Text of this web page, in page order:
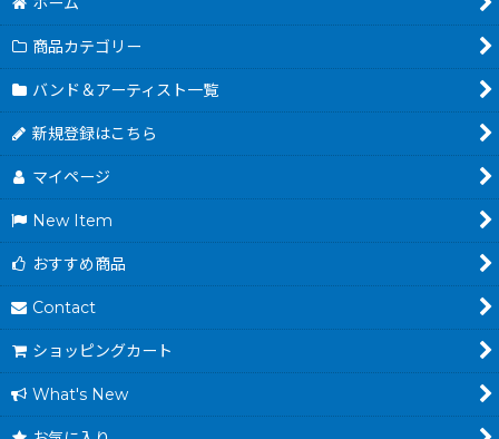
商品カテゴリー
バンド＆アーティスト一覧
新規登録はこちら
マイページ
New Item
おすすめ商品
Contact
ショッピングカート
What's New